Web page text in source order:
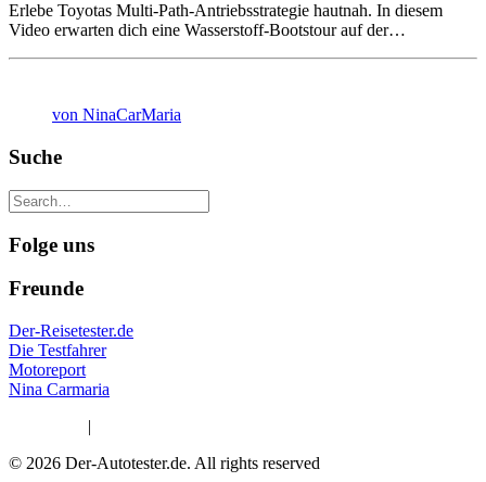
Erlebe Toyotas Multi-Path-Antriebsstrategie hautnah. In diesem
Video erwarten dich eine Wasserstoff-Bootstour auf der…
von NinaCarMaria
Suche
Folge uns
Freunde
Der-Reisetester.de
Die Testfahrer
Motoreport
Nina Carmaria
|
© 2026 Der-Autotester.de. All rights reserved